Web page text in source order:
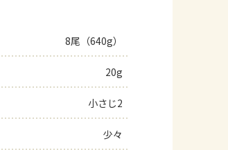
コンテンツ
レシピ
トーク
8尾（640g）
20g
小さじ2
少々